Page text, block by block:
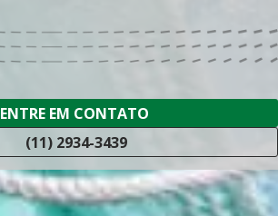
ENTRE EM CONTATO
(11) 2934-3439